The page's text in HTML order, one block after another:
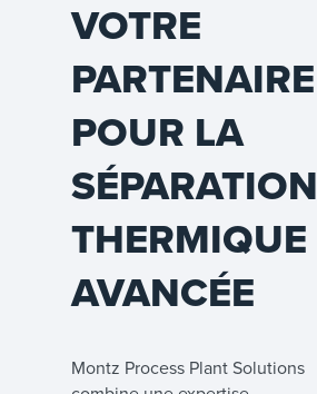
VOTRE
PARTENAIRE
POUR LA
SÉPARATION
THERMIQUE
AVANCÉE
Montz Process Plant Solutions